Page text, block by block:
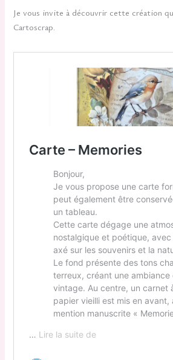
Je vous invite à découvrir cette création
Cartoscrap.